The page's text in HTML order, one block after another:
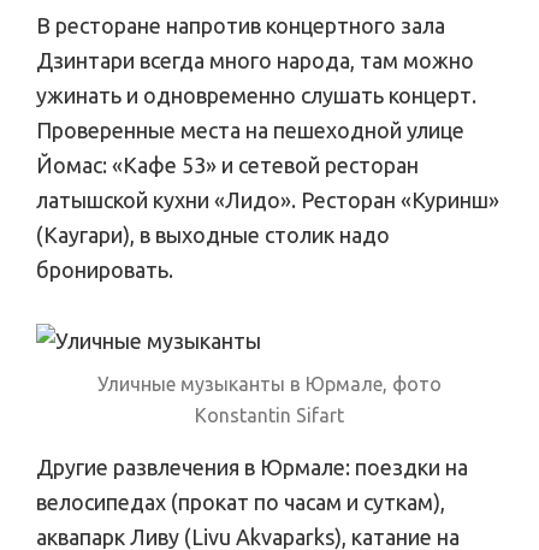
В ресторане напротив концертного зала
Дзинтари всегда много народа, там можно
ужинать и одновременно слушать концерт.
Проверенные места на пешеходной улице
Йомас: «Кафе 53» и сетевой ресторан
латышской кухни «Лидо». Ресторан «Куринш»
(Каугари), в выходные столик надо
бронировать.
Уличные музыканты в Юрмале, фото
Konstantin Sifart
Другие развлечения в Юрмале: поездки на
велосипедах (прокат по часам и суткам),
аквапарк Ливу (Livu Akvaparks), катание на